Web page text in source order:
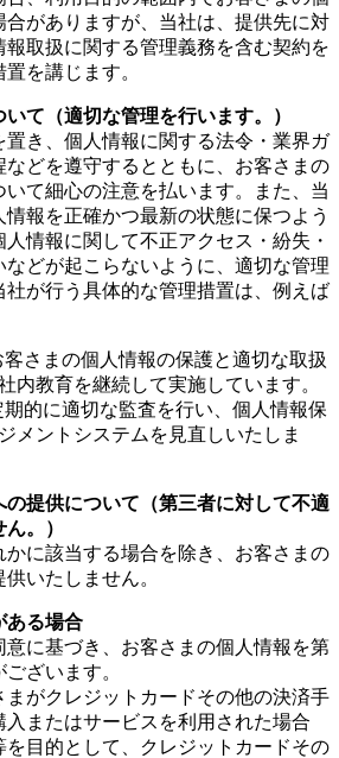
合がありますが、当社は、提供先に対
報取扱に関する管理義務を含む契約を
を講じます。
て（適切な管理を行います。）
置き、個人情報に関する法令・業界ガ
などを遵守するとともに、お客さまの
て細心の注意を払います。また、当
報を正確かつ最新の状態に保つよう
情報に関して不正アクセス・紛失・
どが起こらないように、適切な管理
社が行う具体的な管理措置は、例えば
さまの個人情報の保護と適切な取扱
内教育を継続して実施しています。
期的に適切な監査を行い、個人情報保
メントシステムを見直しいたしま
の提供について（第三者に対して不適
。）
かに該当する場合を除き、お客さまの
いたしません。
ある場合
意に基づき、お客さまの個人情報を第
ざいます。
まがクレジットカードその他の決済手
またはサービスを利用された場合
を目的として、クレジットカードその